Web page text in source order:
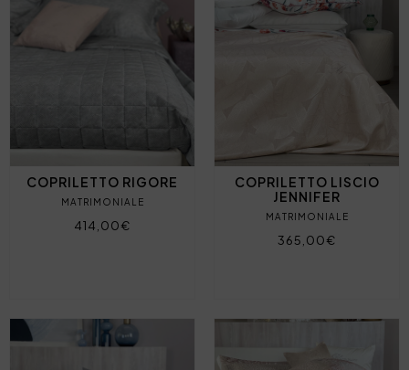
COPRILETTO RIGORE
MATRIMONIALE
414,00€
COPRILETTO LISCIO
JENNIFER
MATRIMONIALE
365,00€